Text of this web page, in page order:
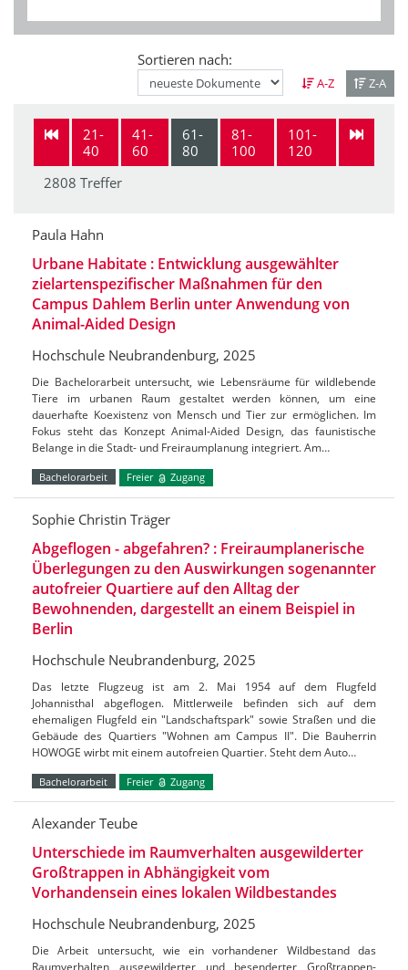
Sortieren nach:
A-Z Z-A
21-
40
41-
60
61-
80
81-
100
101-
120
2808 Treffer
Paula Hahn
Urbane Habitate : Entwicklung ausgewählter
zielartenspezifischer Maßnahmen für den
Campus Dahlem Berlin unter Anwendung von
Animal-Aided Design
Hochschule Neubrandenburg, 2025
Die Bachelorarbeit untersucht, wie Lebensräume für wildlebende
Tiere im urbanen Raum gestaltet werden können, um eine
dauerhafte Koexistenz von Mensch und Tier zur ermöglichen. Im
Fokus steht das Konzept Animal-Aided Design, das faunistische
Belange in die Stadt- und Freiraumplanung integriert. Am…
Bachelorarbeit Freier Zugang
Sophie Christin Träger
Abgeflogen - abgefahren? : Freiraumplanerische
Überlegungen zu den Auswirkungen sogenannter
autofreier Quartiere auf den Alltag der
Bewohnenden, dargestellt an einem Beispiel in
Berlin
Hochschule Neubrandenburg, 2025
Das letzte Flugzeug ist am 2. Mai 1954 auf dem Flugfeld
Johannisthal abgeflogen. Mittlerweile befinden sich auf dem
ehemaligen Flugfeld ein "Landschaftspark" sowie Straßen und die
Gebäude des Quartiers "Wohnen am Campus II". Die Bauherrin
HOWOGE wirbt mit einem autofreien Quartier. Steht dem Auto…
Bachelorarbeit Freier Zugang
Alexander Teube
Unterschiede im Raumverhalten ausgewilderter
Großtrappen in Abhängigkeit vom
Vorhandensein eines lokalen Wildbestandes
Hochschule Neubrandenburg, 2025
Die Arbeit untersucht, wie ein vorhandener Wildbestand das
Raumverhalten ausgewilderter und besenderter Großtrappen-